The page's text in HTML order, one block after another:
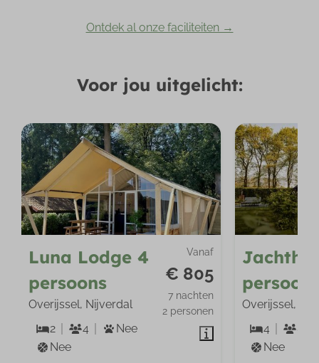
Ontdek al onze faciliteiten →
Voor jou uitgelicht:
Vanaf
€ 805
7 nachten
2 personen
Luna Lodge 4
persoons
Overijssel, Nijverdal
2
4
Nee
Nee
Overijssel,
4
Nee